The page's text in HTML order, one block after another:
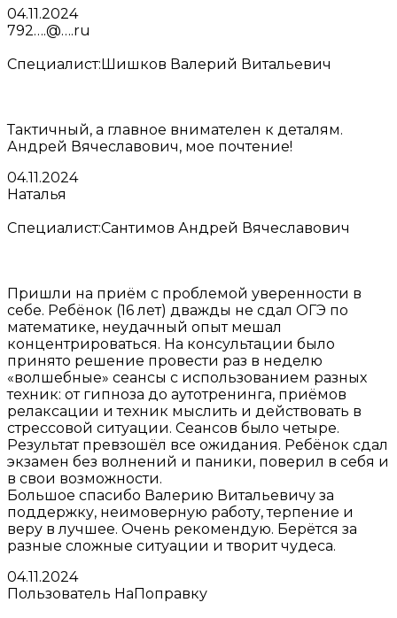
04.11.2024
792….@….ru
Специалист: Шишков Валерий Витальевич
Тактичный, а главное внимателен к деталям.
Андрей Вячеславович, мое почтение!
04.11.2024
Наталья
Специалист:Сантимов Андрей Вячеславович
Пришли на приём с проблемой уверенности в
себе. Ребёнок (16 лет) дважды не сдал ОГЭ по
математике, неудачный опыт мешал
концентрироваться. На консультации было
принято решение провести раз в неделю
«волшебные» сеансы с использованием разных
техник: от гипноза до аутотренинга, приёмов
релаксации и техник мыслить и действовать в
стрессовой ситуации. Сеансов было четыре.
Результат превзошёл все ожидания. Ребёнок сдал
экзамен без волнений и паники, поверил в себя и
в свои возможности.
Большое спасибо Валерию Витальевичу за
поддержку, неимоверную работу, терпение и
веру в лучшее. Очень рекомендую. Берётся за
разные сложные ситуации и творит чудеса.
04.11.2024
Пользователь НаПоправку